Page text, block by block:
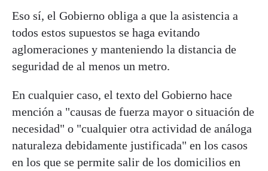
Eso sí, el Gobierno obliga a que la asistencia a
todos estos supuestos se haga evitando
aglomeraciones y manteniendo la distancia de
seguridad de al menos un metro.
En cualquier caso, el texto del Gobierno hace
mención a "causas de fuerza mayor o situación de
necesidad" o "cualquier otra actividad de análoga
naturaleza debidamente justificada" en los casos
en los que se permite salir de los domicilios en